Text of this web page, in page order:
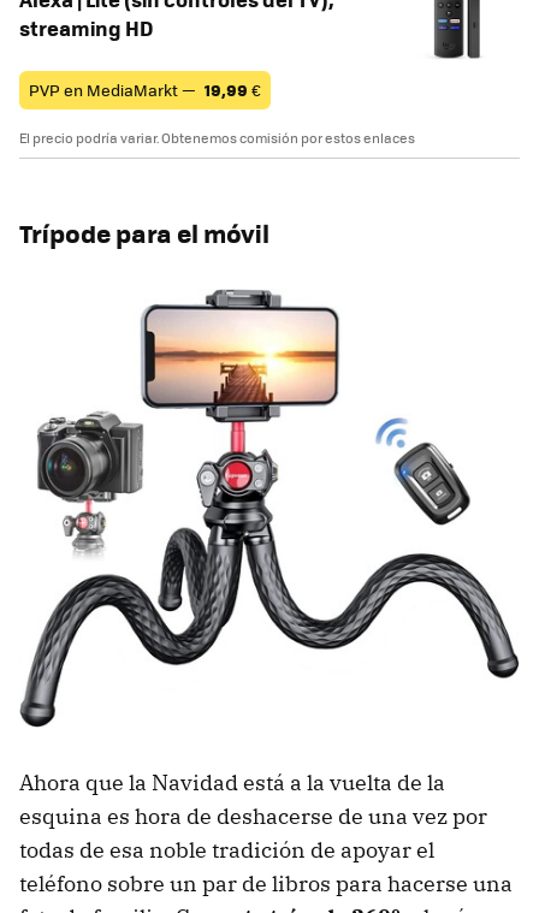
streaming HD
PVP en MediaMarkt — 19,99 €
El precio podría variar. Obtenemos comisión por estos enlaces
Trípode para el móvil
Ahora que la Navidad está a la vuelta de la
esquina es hora de deshacerse de una vez por
todas de esa noble tradición de apoyar el
teléfono sobre un par de libros para hacerse una